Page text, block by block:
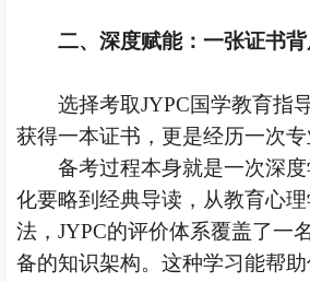
二、 深度赋能：一张证书
选择考取JYPC国学教育指
获得一本证书，更是经历一次专
备考过程本身就是一次深
化要略到经典导读，从教育心
法，JYPC的评价体系覆盖了一
备的知识架构。这种学习能帮